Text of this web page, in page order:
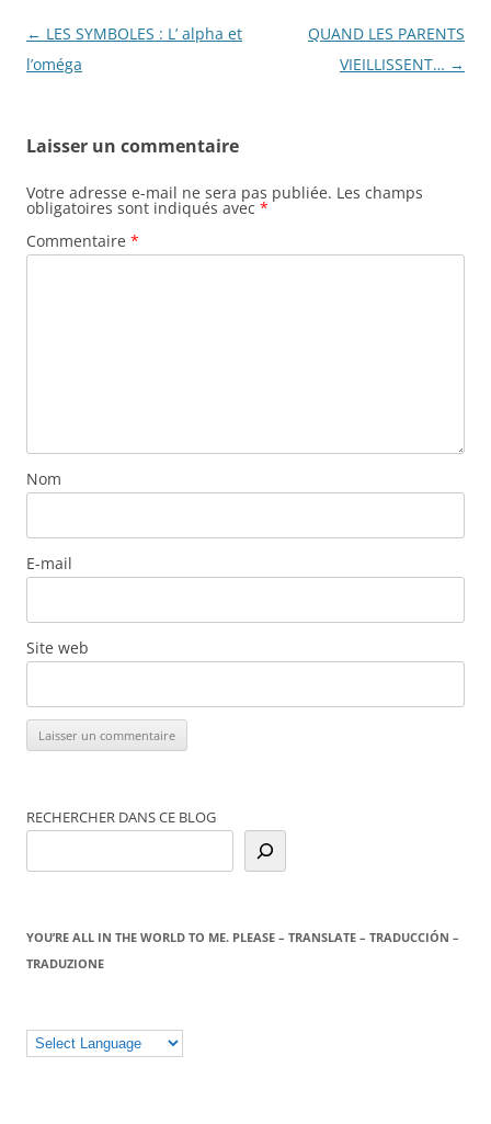
Navigation
des
← LES SYMBOLES : L’ alpha et
l’oméga
QUAND LES PARENTS
VIEILLISSENT… →
Laisser un commentaire
Votre adresse e-mail ne sera pas publiée. Les champs
obligatoires sont indiqués avec *
Commentaire *
Nom
E-mail
Site web
RECHERCHER DANS CE BLOG
YOU’RE ALL IN THE WORLD TO ME. PLEASE – TRANSLATE – TRADUCCIÓN –
TRADUZIONE